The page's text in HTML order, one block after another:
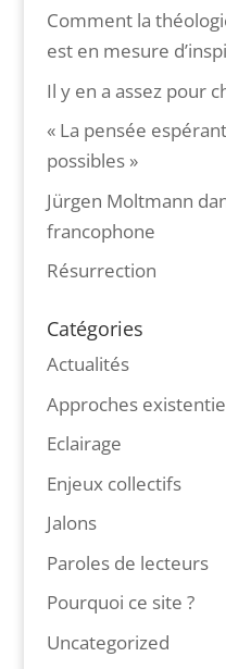
Comment la
est en mesure
Il y en a assez pour
« La pensée
possibles »
Jürgen Moltmann
francophone
Résurrection
Catégories
Actualités
Approches
Eclairage
Enjeux collectifs
Jalons
Paroles de lecteurs
Pourquoi ce site ?
Uncategorized